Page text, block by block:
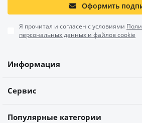
Оформить
Я прочитал и согласен с условиями
персональных данных и файлов cookie
Информация
Сервис
Популярные категории